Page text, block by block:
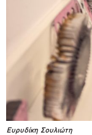
Ευρυδίκη Σουλιώτη